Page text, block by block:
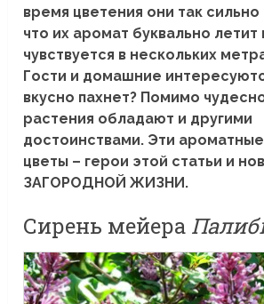
время цветения они так
что их аромат буквально летит
чувствуется в нескольких
Гости и домашние
вкусно пахнет? Помимо
растения обладают и другими
достоинствами. Эти
цветы – герои этой статьи и
ЗАГОРОДНОЙ ЖИЗНИ.
Сирень мейера